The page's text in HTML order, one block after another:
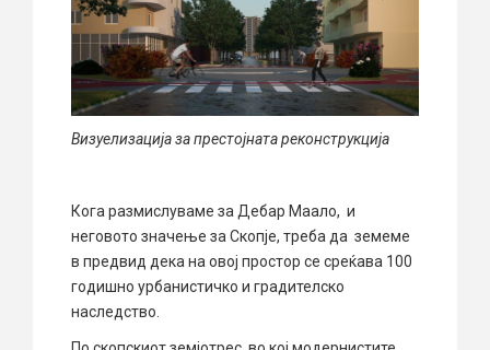
Визуелизација за престојната реконструкција
Кога размислуваме за Дебар Маало, и
неговото значење за Скопје, треба да земеме
в предвид дека на овој простор се среќава 100
годишно урбанистичко и градителско
наследство.